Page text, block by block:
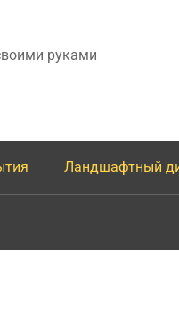
руками
Ландшафтный